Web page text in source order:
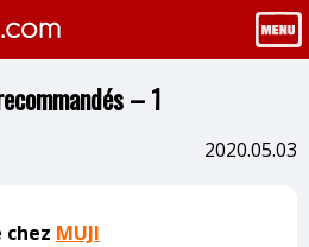
– 1
2020.05.03
chez MUJI